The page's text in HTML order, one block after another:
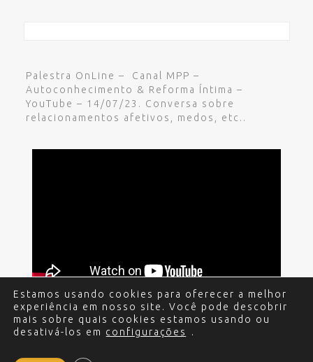
Palestra OnLine – Canal MPP –
Autoconhecimento & Reforma Íntima –
YouTube – 14/07/23. Conversa sobre
relacionamentos afetivos, medos, etc..
© 2017 - 2024 Edgar Miguel. Todos os direitos
Estamos usando cookies para oferecer a melhor
experiência em nosso site. Você pode descobrir
mais sobre quais cookies estamos usando ou
desativá-los em configurações .